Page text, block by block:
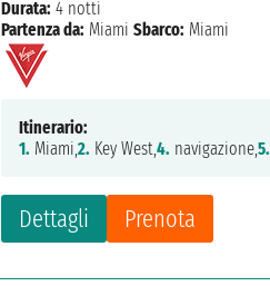
Dettagli Prenota
Durata: 4 notti
Partenza da: Miami Sbarco: Miami
Itinerario:
1. Miami,2. Key West,4. navigazione,5.